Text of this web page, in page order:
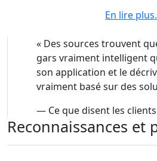
Sean est classé/reconnu
Lexpert et Expert Guides. Il a
plan dans de nombreuses
du Canada.
comprennent :
Pour les prêteurs / créanciers :
Tacora Resources; Contract
En lire plus
« Des sources trouvent
gars vraiment intelligent
son application et le
vraiment basé sur des
— Ce que disent les clients
Reconnaissances et